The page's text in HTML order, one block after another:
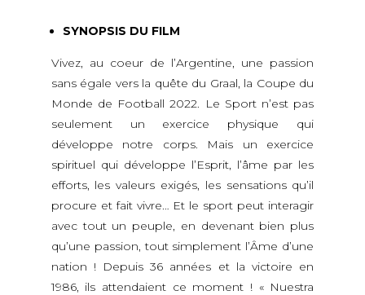
SYNOPSIS DU FILM
Vivez, au coeur de l’Argentine, une passion
sans égale vers la quête du Graal, la Coupe du
Monde de Football 2022. Le Sport n’est pas
seulement un exercice physique qui
développe notre corps. Mais un exercice
spirituel qui développe l’Esprit, l’âme par les
efforts, les valeurs exigés, les sensations qu’il
procure et fait vivre… Et le sport peut interagir
avec tout un peuple, en devenant bien plus
qu’une passion, tout simplement l’Âme d’une
nation ! Depuis 36 années et la victoire en
1986, ils attendaient ce moment ! « Nuestra